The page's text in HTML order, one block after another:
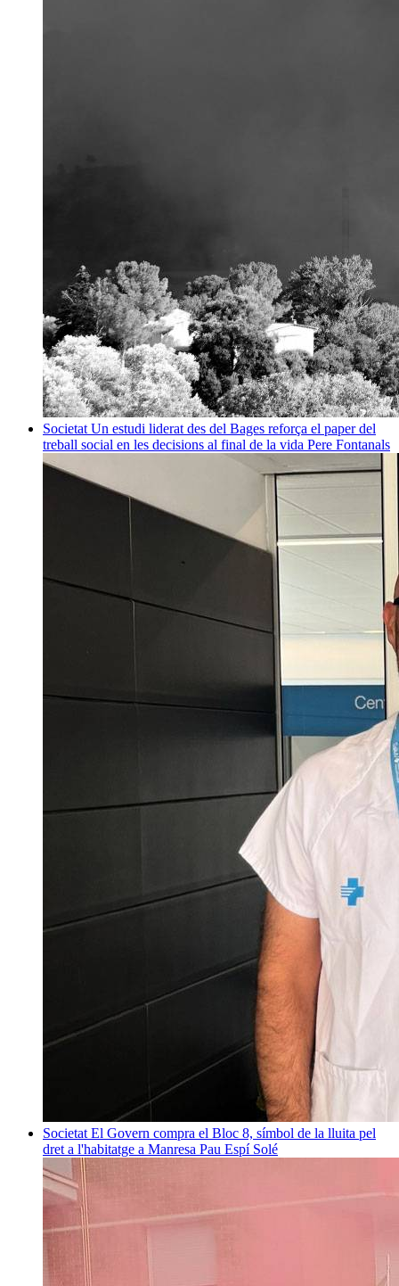
Societat Un estudi liderat des del Bages reforça el paper del
treball social en les decisions al final de la vida Pere Fontanals
Societat El Govern compra el Bloc 8, símbol de la lluita pel
dret a l'habitatge a Manresa Pau Espí Solé